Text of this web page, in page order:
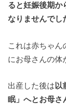
ると妊娠後期か
なりませんでし
これは赤ちゃ
にお母さんの体
出産した後は 以
眠」へとお母さ